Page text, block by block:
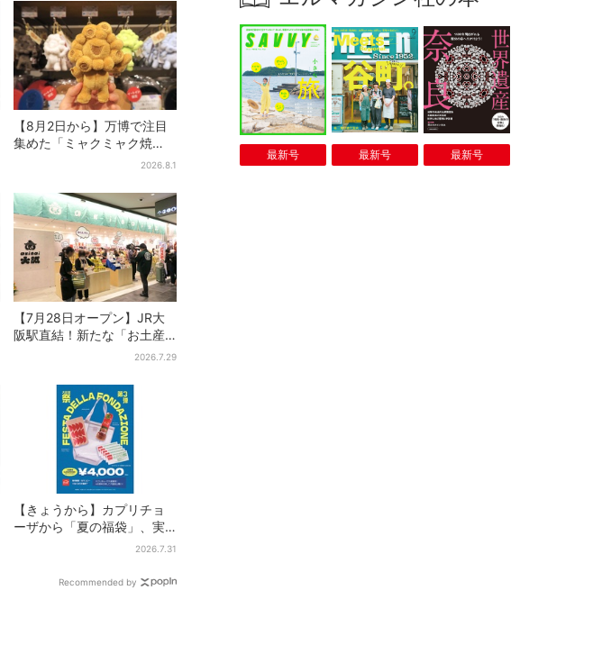
【8月2日から】万博で注目
集めた「ミャクミャク焼
き」初グッズ化！大阪・梅
2026.8.1
【7月28日オープン】JR大
阪駅直結！新たな「お土産
ショップ」、銘菓バラ売り
2026.7.29
【きょうから】カプリチョ
ーザから「夏の福袋」、実
質無料…？値段以上の食事券
2026.7.31
Recommended by
最新号 最新号 最新号